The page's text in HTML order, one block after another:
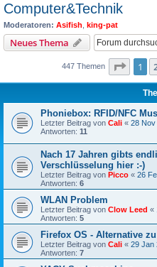
Computer&Technik
Moderatoren: Asifish king-pat
Neues Thema
447 Themen Seite 1
1
Phoniebox: RFID/NFC
Letzter Beitrag von Cali « 28 Nov
Antworten: 11
Nach 17 Jahren gibts
Verschlüsselung hier :-)
Letzter Beitrag von Picco « 26
Antworten: 6
WLAN Problem
Letzter Beitrag von Clow Leed «
Antworten: 5
Firefox OS - Alternative
Letzter Beitrag von Cali « 29 Jan
Antworten: 7